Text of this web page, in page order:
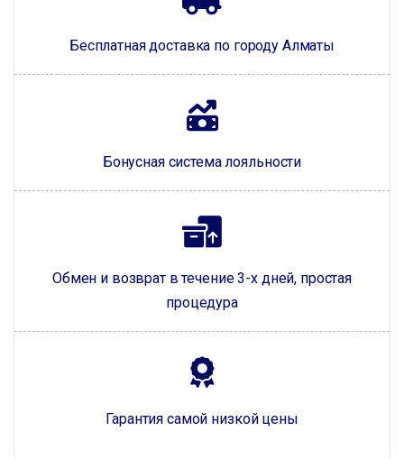
Бесплатная доставка по городу Алматы
Бонусная система лояльности
Обмен и возврат в течение 3-х дней, простая
процедура
Гарантия самой низкой цены